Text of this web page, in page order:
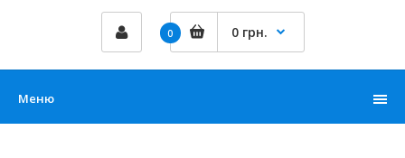
0 0 грн.
Меню